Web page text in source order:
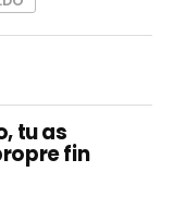
tu as
fin